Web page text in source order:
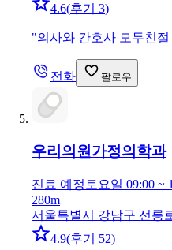
4.6(후기 3)
"의사와 간호사 모두친
전화 팔로우
우리의원 가정의학과
진료 예정 토요일 09:00 ~
280m
서울특별시 강남구 선릉
4.9(후기 52)